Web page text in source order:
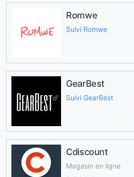
Romwe
Suivi Romwe
GearBest
Suivi GearBest
Cdiscount
Magasin en ligne